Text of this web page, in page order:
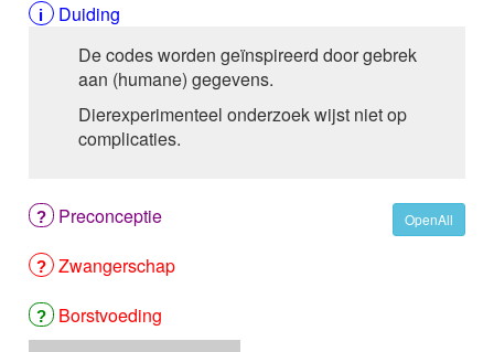
ALFUZOSINE
ALGELDRAAT
ALGELDRAAT / MAGNESIUM HYDROXYDE
ALGINAAT Na / BICARBONAAT Na
ALGINAAT Na / Na BICARBONAAT / CALCIUM
CARBONAAT
ALIROCUMAB
ALIZAPRIDE
ALLOPURINOL
ALMOTRIPTAN
ALOGLIPTINE benzoaat
Duiding
De codes worden geïnspireerd door gebrek
aan (humane) gegevens.
Dierexperimenteel onderzoek wijst niet op
complicaties.
OpenAll
Preconceptie
Zwangerschap
Borstvoeding